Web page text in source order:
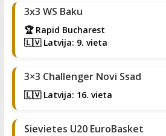
3x3 WS Baku
🏆 Rapid Bucharest
🇱🇻 Latvija: 9. vieta
3×3 Challenger Novi Ssad
🇱🇻 Latvija: 16. vieta
Sievietes U20 EuroBasket